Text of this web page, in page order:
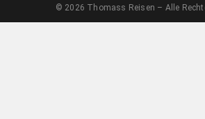
© 2026 Thomass Reisen – Alle